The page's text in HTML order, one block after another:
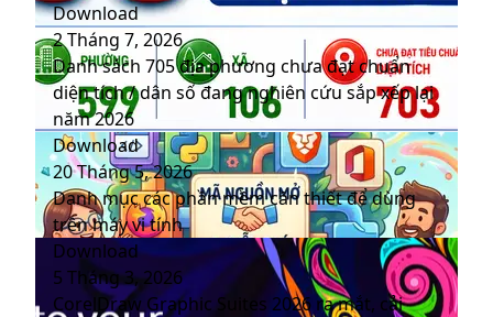
Download
2 Tháng 7, 2026
Danh sách 705 địa phương chưa đạt chuẩn
diện tích / dân số đang nghiên cứu sắp xếp lại
năm 2026
Download
20 Tháng 5, 2026
Danh mục các phần mềm cần thiết để dùng
trên máy vi tính
Download
5 Tháng 3, 2026
CorelDraw Graphic Suites 2026 ra mắt, cải